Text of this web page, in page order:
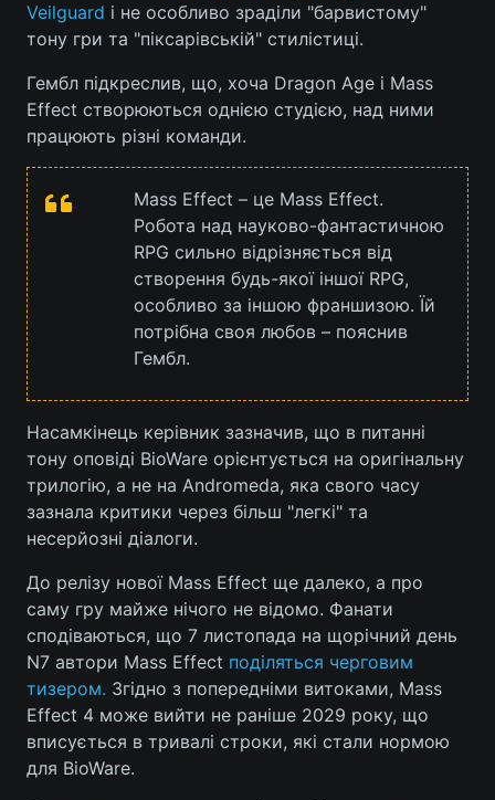
Техно і зв'язок Лайт
Зброя Інциденти
Здоров'я Туризм
Цікавинки Погода
Регіони
Відео з Youtube Статті
Архів Вакансії
Контакти
Послуги
Тема оформлення
Veilguard і не особливо зраділи "барвистому"
тону гри та "піксарівській" стилістиці.
Гембл підкреслив, що, хоча Dragon Age і Mass
Effect створюються однією студією, над ними
працюють різні команди.
Mass Effect – це Mass Effect.
Робота над науково-фантастичною
RPG сильно відрізняється від
створення будь-якої іншої RPG,
особливо за іншою франшизою. Їй
потрібна своя любов – пояснив
Гембл.
Насамкінець керівник зазначив, що в питанні
тону оповіді BioWare орієнтується на оригінальну
трилогію, а не на Andromeda, яка свого часу
зазнала критики через більш "легкі" та
несерйозні діалоги.
До релізу нової Mass Effect ще далеко, а про
саму гру майже нічого не відомо. Фанати
сподіваються, що 7 листопада на щорічний день
N7 автори Mass Effect поділяться черговим
тизером. Згідно з попередніми витоками, Mass
Effect 4 може вийти не раніше 2029 року, що
вписується в тривалі строки, які стали нормою
для BioWare.